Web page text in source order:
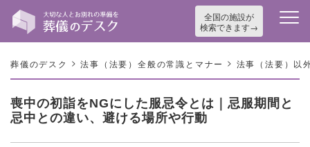
全国の施設が
検索できます
葬儀のデスク >法事（法要）全般の常識とマナー > 法事（法要）以
喪中の初詣をNGにした服忌令とは｜忌服期間と
忌中との違い、避ける場所や行動